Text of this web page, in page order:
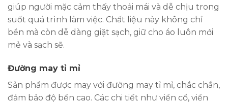
giúp người mặc cảm thấy thoải mái và dễ chịu trong
suốt quá trình làm việc. Chất liệu này không chỉ
bền mà còn dễ dàng giặt sạch, giữ cho áo luôn mới
mẻ và sạch sẽ.
Đường may tỉ mỉ
Sản phẩm được may với đường may tỉ mỉ, chắc chắn,
đảm bảo độ bền cao. Các chi tiết như viền cổ, viền